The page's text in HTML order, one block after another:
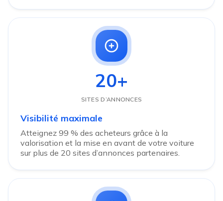
20+
SITES D’ANNONCES
Visibilité maximale
Atteignez 99 % des acheteurs grâce à la
valorisation et la mise en avant de votre voiture
sur plus de 20 sites d’annonces partenaires.